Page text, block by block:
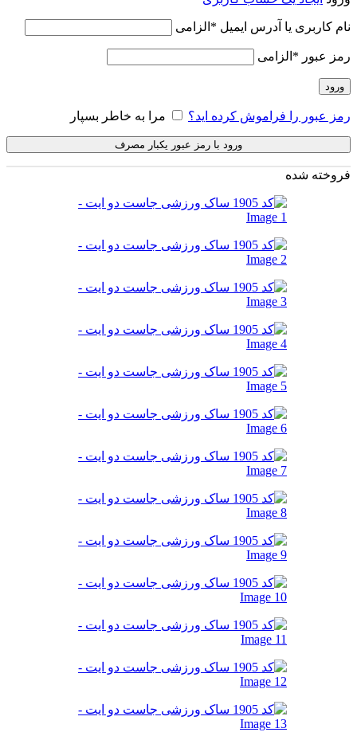
نام کاربری یا آدرس ایمیل * الزامی
رمز عبور * الزامی
ورود
رمز عبور را فراموش کرده اید؟ مرا به خاطر بسپار
ورود با رمز عبور یکبار مصرف
فروخته شده